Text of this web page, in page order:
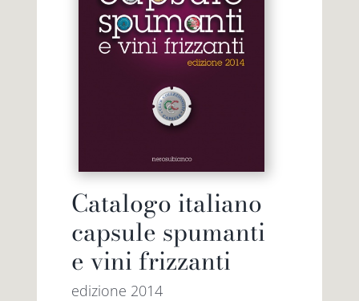
Catalogo italiano
capsule spumanti
e vini frizzanti
edizione 2014